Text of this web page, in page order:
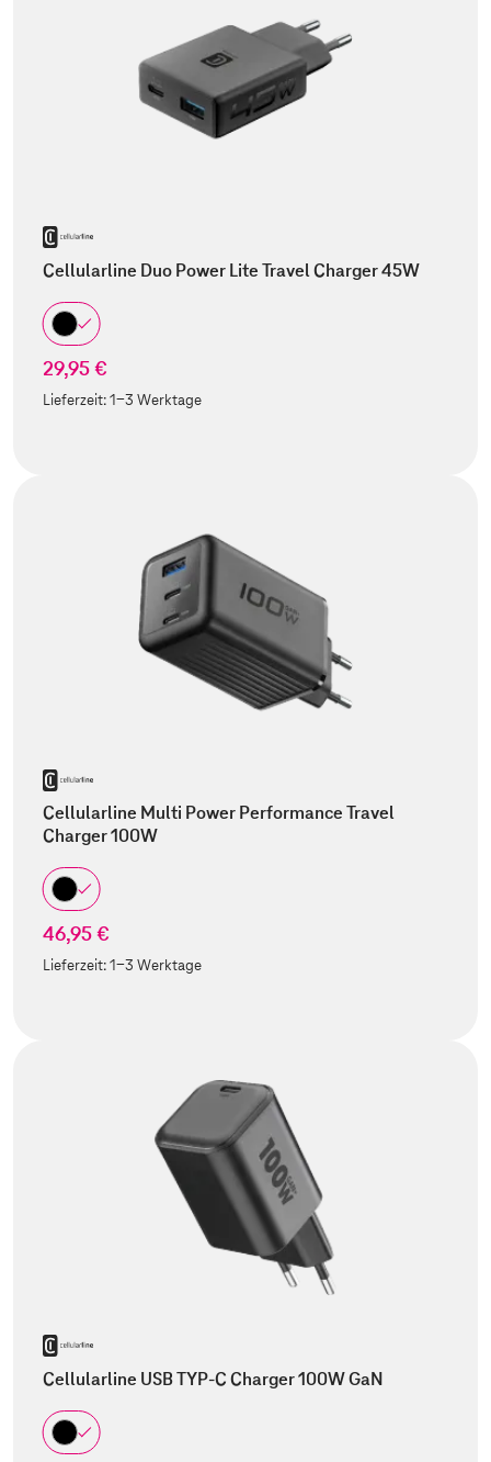
Cellularline Duo Power Lite Travel Charger 45W
29,95 €
Lieferzeit:1-3 Werktage
Cellularline Multi Power Performance Travel
Charger 100W
46,95 €
Lieferzeit:1-3 Werktage
Cellularline USB TYP-C Charger 100W GaN